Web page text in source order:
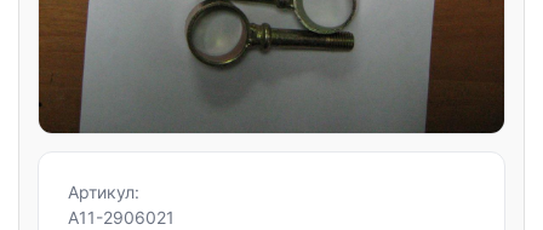
Артикул:
A11-2906021